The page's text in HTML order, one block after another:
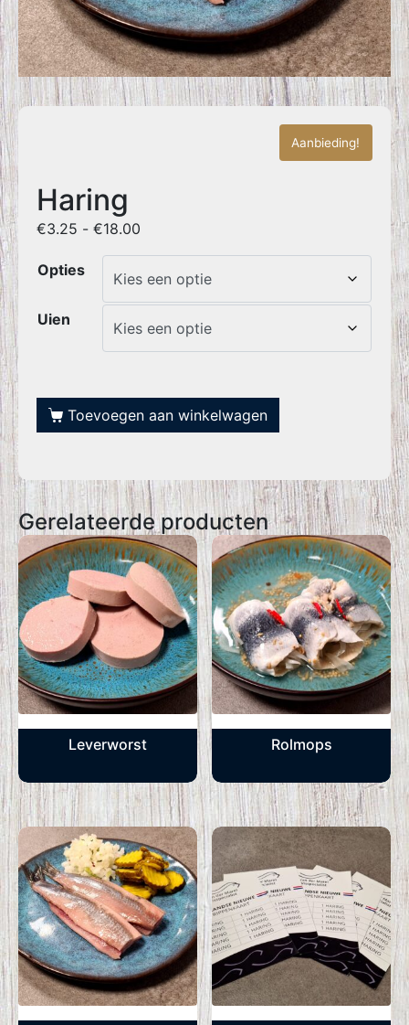
Aanbieding!
Haring
€3.25 - €18.00
Opties
Uien
Toevoegen aan winkelwagen
Gerelateerde producten
Leverworst Rolmops